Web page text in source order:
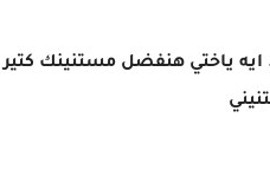
ياختي هنفضل مستنينك كتير